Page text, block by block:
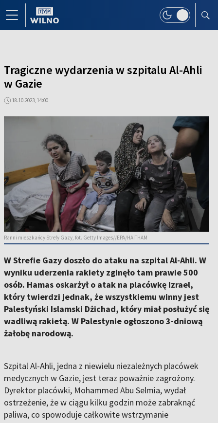
Tragiczne wydarzenia w szpitalu Al-Ahli
w Gazie
18.10.2023, 14:00
Ranni mieszkańcy Strefy Gazy, fot. Getty Images//EPA/HAITHAM
W Strefie Gazy doszło do ataku na szpital Al-Ahli. W
wyniku uderzenia rakiety zginęło tam prawie 500
osób. Hamas oskarżył o atak na placówkę Izrael,
który twierdzi jednak, że wszystkiemu winny jest
Palestyński Islamski Dżichad, który miał posłużyć się
wadliwą rakietą. W Palestynie ogłoszono 3-dniową
żałobę narodową.
Szpital Al-Ahli, jedna z niewielu niezależnych placówek
medycznych w Gazie, jest teraz poważnie zagrożony.
Dyrektor placówki, Mohammed Abu Selmia, wydał
ostrzeżenie, że w ciągu kilku godzin może zabraknąć
paliwa, co spowoduje całkowite wstrzymanie